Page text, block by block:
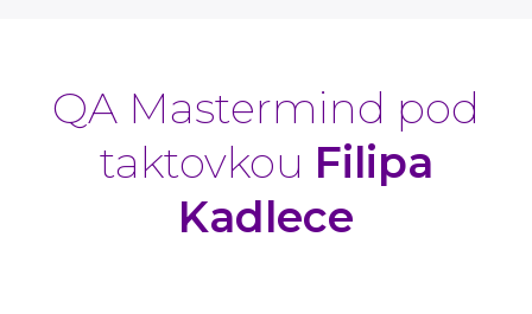
QA Mastermind pod
taktovkou Filipa
Kadlece